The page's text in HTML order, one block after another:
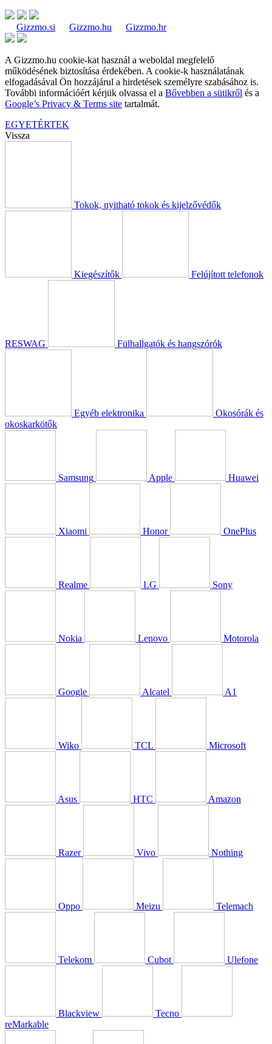
Gizzmo.si Gizzmo.hu Gizzmo.hr
A Gizzmo.hu cookie-kat használ a weboldal megfelelő
működésének biztosítása érdekében. A cookie-k használatának
elfogadásával Ön hozzájárul a hirdetések személyre szabásához is.
További információért kérjük olvassa el a Bővebben a sütikről és a
Google’s Privacy & Terms site tartalmát.
EGYETÉRTEK
Vissza
Tokok, nyitható tokok és kijelzővédők
Kiegészítők Felújított telefonok
RESWAG Fülhallgatók és hangszórók
Egyéb elektronika
Okosórák és
okoskarkötők
Samsung Apple Huawei
Xiaomi Honor OnePlus
Realme LG Sony
Nokia Lenovo Motorola
Google Alcatel A1
Wiko TCL Microsoft
Asus HTC Amazon
Razer Vivo Nothing
Oppo Meizu Telemach
Telekom Cubot Ulefone
Blackview
Tecno
reMarkable